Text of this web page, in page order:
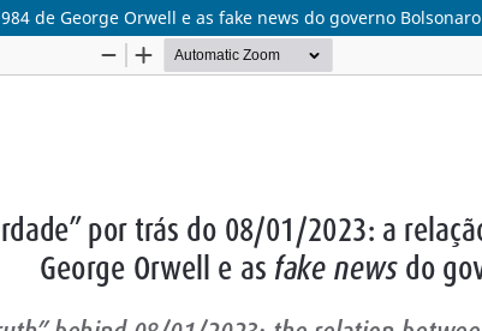
de George Orwell e as fake news do governo Bolsonaro